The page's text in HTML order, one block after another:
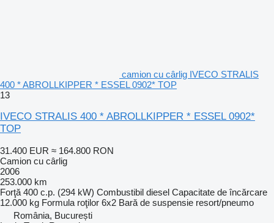
camion cu cârlig IVECO STRALIS
400 * ABROLLKIPPER * ESSEL 0902* TOP
13
IVECO STRALIS 400 * ABROLLKIPPER * ESSEL 0902*
TOP
31.400 EUR ≈ 164.800 RON
Camion cu cârlig
2006
253.000 km
Forţă 400 c.p. (294 kW) Combustibil diesel Capacitate de încărcare
12.000 kg Formula roţilor 6x2 Bară de suspensie resort/pneumo
România, București